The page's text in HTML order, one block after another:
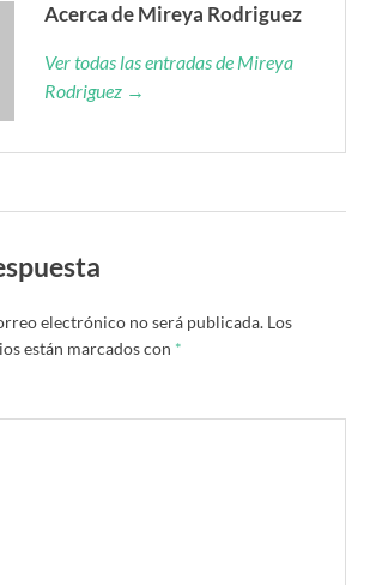
Acerca de Mireya Rodriguez
Ver todas las entradas de Mireya
Rodriguez →
electrónico no será publicada. Los
están marcados con *